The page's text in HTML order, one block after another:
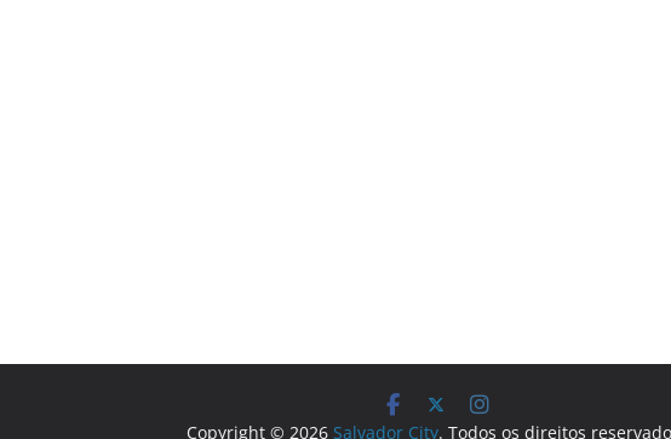
Copyright © 2026 Salvador City. Todos os direitos